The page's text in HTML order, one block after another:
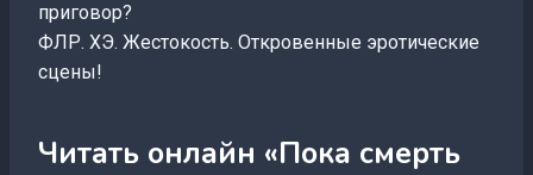
приговор?
ФЛР. ХЭ. Жестокость. Откровенные эротические
сцены!
Читать онлайн «Пока смерть